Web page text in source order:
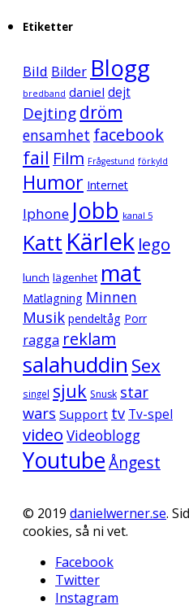
Etiketter
Bild Bilder Blogg
bredband daniel dejt
Dejtingdröm
ensamhet facebook
fail Film Frågestund förkyld
Humor Internet
Iphone Jobb kanal 5
Katt Kärlek lego
lunch lägenhet mat
Matlagning Minnen
Musik pendeltåg Porr
ragga reklam
salahuddin Sex
singel sjuk Snusk star
wars Support tv Tv-spel
video Videoblogg
YoutubeÅngest
© 2019 danielwerner.se.
cookies, så ni vet.
Facebook
Twitter
Instagram